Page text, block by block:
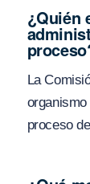
¿Quién
La
proceso